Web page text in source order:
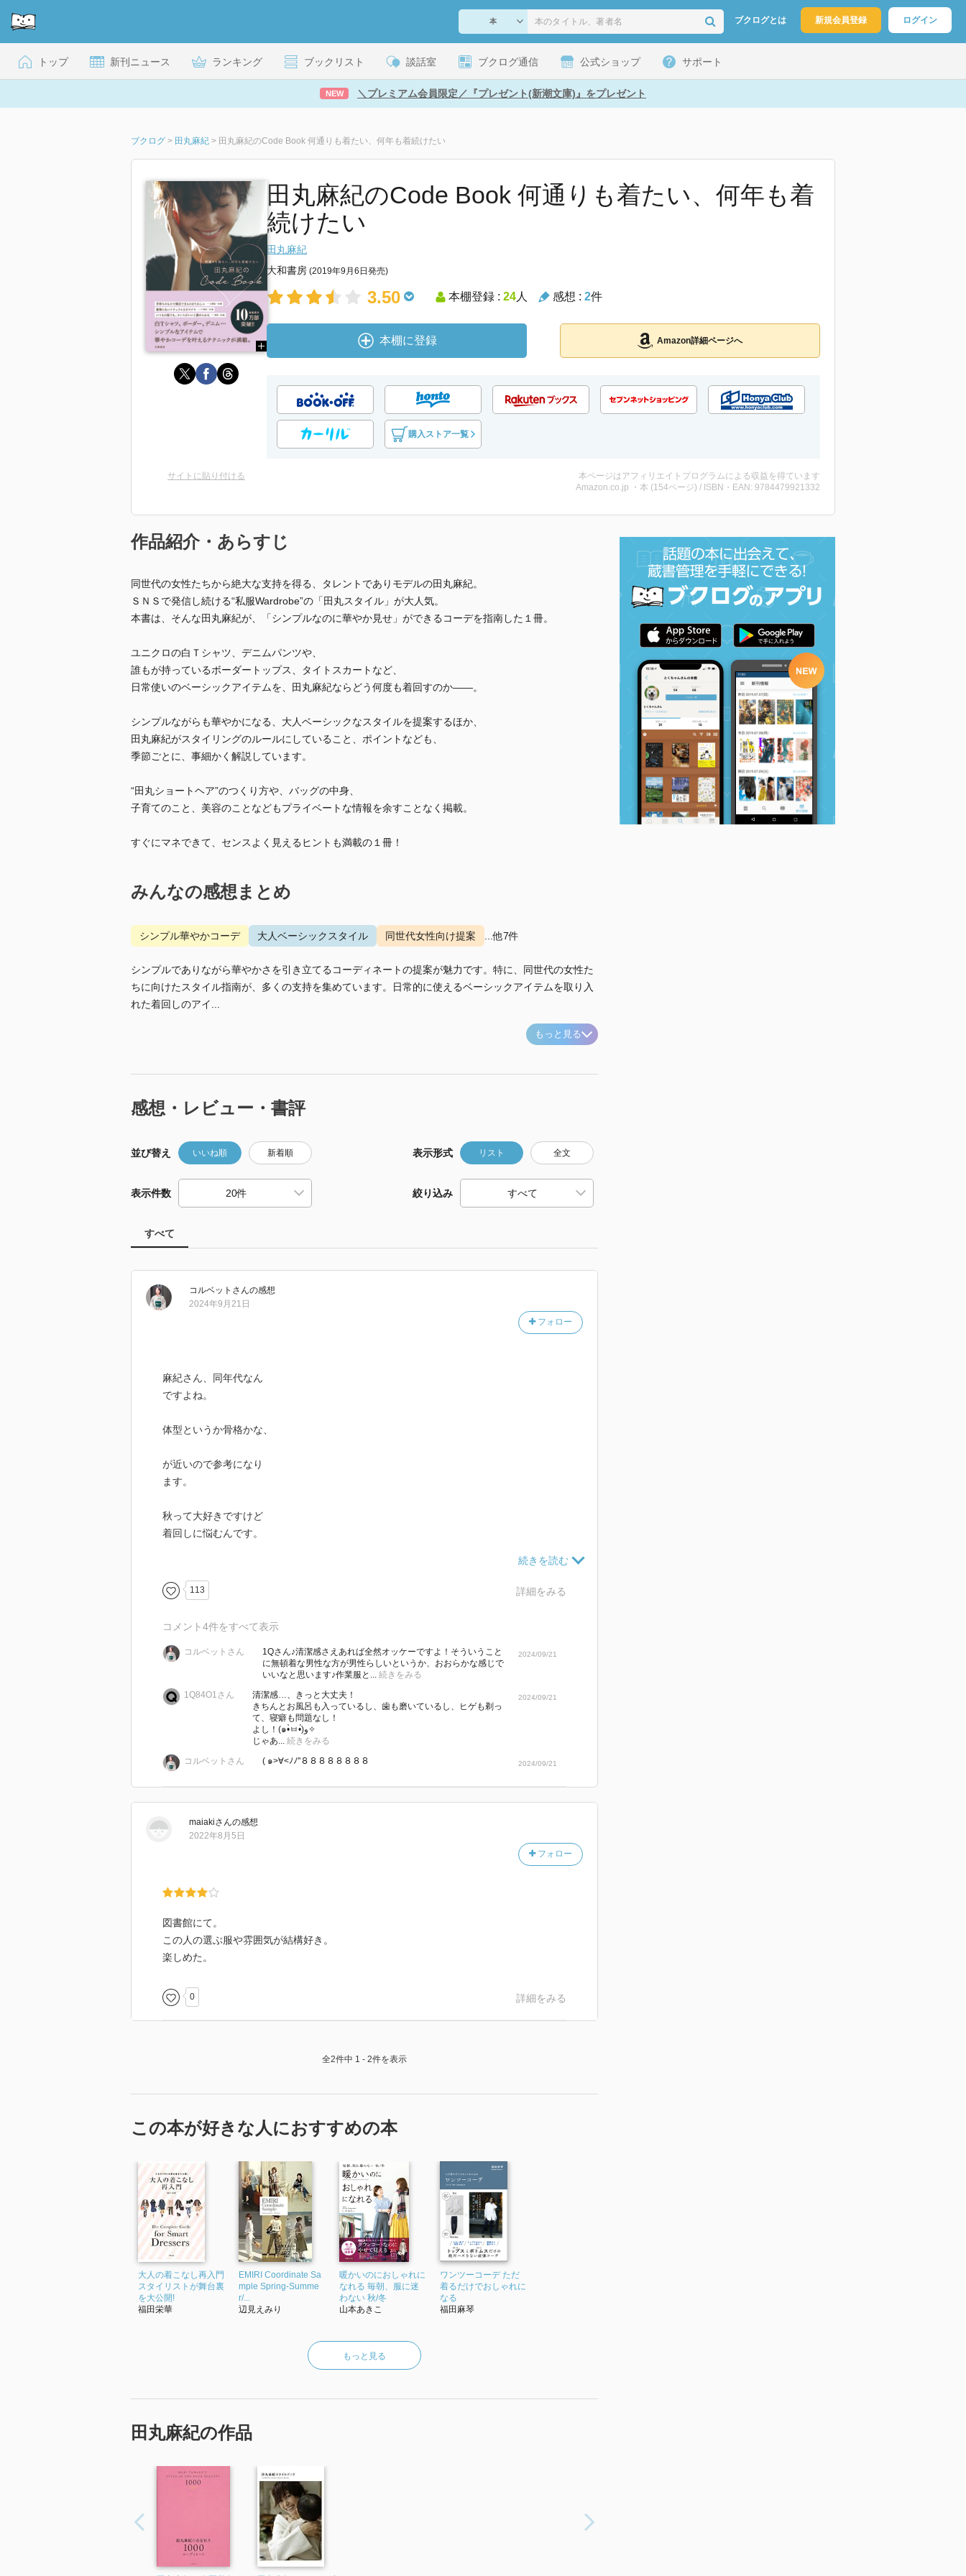
ブクログとは 新規会員登録 ログイン
トップ 新刊ニュース ランキング ブックリスト 談話室 ブクログ通信 公式ショップ サポート
NEW ＼プレミアム会員限定／『プレゼント(新潮文庫)』をプレゼント
ブクログ > 田丸麻紀 > 田丸麻紀のCode Book 何通りも着たい、何年も着続けたい
田丸麻紀のCode Book 何通りも着たい、何年も着
続けたい
田丸麻紀
大和書房 (2019年9月6日発売)
3.50 本棚登録 : 24人 感想 : 2件
本棚に登録 Amazon詳細ページへ
購入ストア一覧
サイトに貼り付ける
本ページはアフィリエイトプログラムによる収益を得ています
Amazon.co.jp ・本 (154ページ) / ISBN・EAN: 9784479921332
作品紹介・あらすじ
同世代の女性たちから絶大な支持を得る、タレントでありモデルの田丸麻紀。
ＳＮＳで発信し続ける“私服Wardrobe”の「田丸スタイル」が大人気。
本書は、そんな田丸麻紀が、「シンプルなのに華やか見せ」ができるコーデを指南した１冊。
ユニクロの白Ｔシャツ、デニムパンツや、
誰もが持っているボーダートップス、タイトスカートなど、
日常使いのベーシックアイテムを、田丸麻紀ならどう何度も着回すのか――。
シンプルながらも華やかになる、大人ベーシックなスタイルを提案するほか、
田丸麻紀がスタイリングのルールにしていること、ポイントなども、
季節ごとに、事細かく解説しています。
“田丸ショートヘア”のつくり方や、バッグの中身、
子育てのこと、美容のことなどもプライベートな情報を余すことなく掲載。
すぐにマネできて、センスよく見えるヒントも満載の１冊！
みんなの感想まとめ
シンプル華やかコーデ 大人ベーシックスタイル 同世代女性向け提案 ...他7件
シンプルでありながら華やかさを引き立てるコーディネートの提案が魅力です。特に、同世代の女性た
ちに向けたスタイル指南が、多くの支持を集めています。日常的に使えるベーシックアイテムを取り入
れた着回しのアイ...
もっと見る
感想・レビュー・書評
並び替え いいね順 新着順 表示形式 リスト 全文
表示件数 絞り込み
すべて
コルベット さんの感想
フォロー
2024年9月21日
麻紀さん、同年代なん
ですよね。
体型というか骨格かな、
が近いので参考になり
ます。
秋って大好きですけど
着回しに悩むんです。
冷たい日もある。
(笑
ふと気付くと臨機応変
に使えるベーシックな
全体的にダークトーン
で地味にまとまりがち。
クローゼットに籠城し
何通りも試着して･･･
ないし、
かと言ってジョブスの
ように毎日黒Ｔという
わけにも(汗
やっぱりハイセンスな
私らしくありたいとか
けど、
もう正直めんどくさい
かな(汗
ポイントはやはり年齢
や骨格が近い方を参考
にすることでしょうか。
113 詳細をみる
コメント4件をすべて表示
コルベットさん
1Qさん♪清潔感さえあれば全然オッケーですよ！そういうこと
に無頓着な男性な方が男性らしいというか、おおらかな感じで
いいなと思います♪作業服と... 続きをみる
2024/09/21
1Q84O1さん
清潔感…、きっと大丈夫！
きちんとお風呂も入っているし、歯も磨いているし、ヒゲも剃っ
て、寝癖も問題なし！
よし！(๑•̀ㅂ•́)و✧
じゃあ... 続きをみる
2024/09/21
コルベットさん ( ๑>∀<ﾉﾉ"８８８８８８８８ 2024/09/21
maiakiさんの感想
フォロー
2022年8月5日
図書館にて。
この人の選ぶ服や雰囲気が結構好き。
楽しめた。
0 詳細をみる
全2件中 1 - 2件を表示
この本が好きな人におすすめの本
大人の着こなし再入門
スタイリストが舞台裏
を大公開!
福田栄華
EMIRI Coordinate Sa
mple Spring‐Summe
r/...
辺見えみり
暖かいのにおしゃれに
なれる 毎朝、服に迷
わない 秋/冬
山本あきこ
ワンツーコーデ ただ
着るだけでおしゃれに
なる
福田麻琴
もっと見る
田丸麻紀の作品